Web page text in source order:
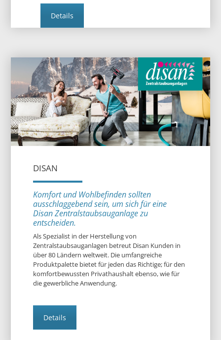
Details
DISAN
Komfort und Wohlbefinden sollten
ausschlaggebend sein, um sich für eine
Disan Zentralstaubsauganlage zu
entscheiden.
Als Spezialist in der Herstellung von
Zentralstaubsauganlagen betreut Disan Kunden in
über 80 Ländern weltweit. Die umfangreiche
Produktpalette bietet für jeden das Richtige; für den
komfortbewussten Privathaushalt ebenso, wie für
die gewerbliche Anwendung.
Details